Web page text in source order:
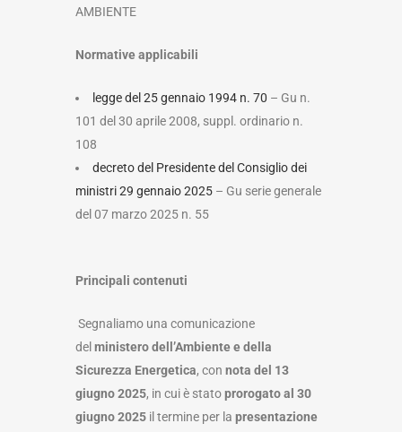
AMBIENTE
Normative applicabili
legge del 25 gennaio 1994 n. 70 – Gu n.
101 del 30 aprile 2008, suppl. ordinario n.
108
decreto del Presidente del Consiglio dei
ministri 29 gennaio 2025 – Gu serie generale
del 07 marzo 2025 n. 55
Principali contenuti
Segnaliamo una comunicazione
del ministero dell’Ambiente e della
Sicurezza Energetica, con nota del 13
giugno 2025, in cui è statoprorogato al 30
giugno 2025 il termine per la presentazione